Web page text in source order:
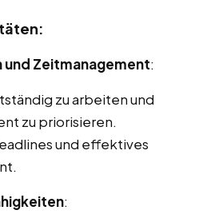
Zeitmanagement:
zu arbeiten und
zu priorisieren.
und effektives
: